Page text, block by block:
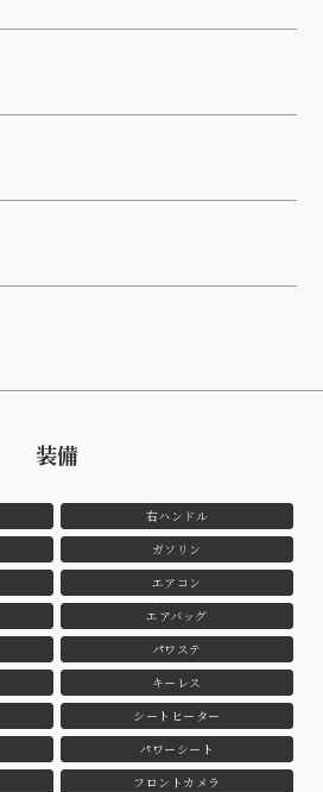
装備
右ハンドル
ガソリン
エアコン
エアバッグ
パワステ
キーレス
シートヒーター
パワーシート
フロントカメラ